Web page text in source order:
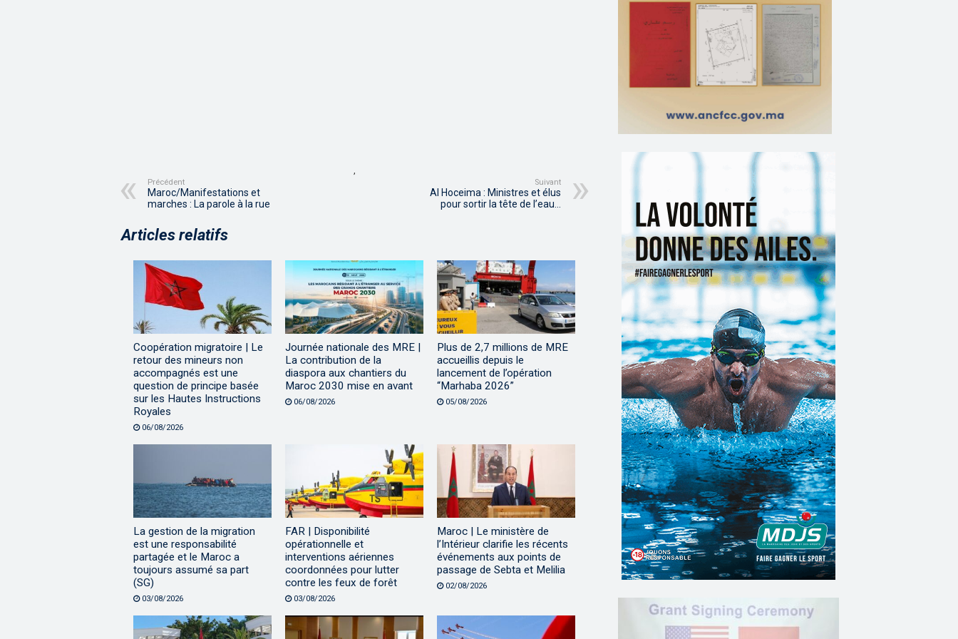
Précédent
Maroc/Manifestations et
marches : La parole à la rue
Suivant
Al Hoceima : Ministres et élus
pour sortir la tête de l’eau…
Articles relatifs
Coopération migratoire | Le
retour des mineurs non
accompagnés est une
question de principe basée
sur les Hautes Instructions
Royales
06/08/2026
Journée nationale des MRE |
La contribution de la
diaspora aux chantiers du
Maroc 2030 mise en avant
06/08/2026
Plus de 2,7 millions de MRE
accueillis depuis le
lancement de l’opération
“Marhaba 2026”
05/08/2026
La gestion de la migration
est une responsabilité
partagée et le Maroc a
toujours assumé sa part
(SG)
03/08/2026
FAR | Disponibilité
opérationnelle et
interventions aériennes
coordonnées pour lutter
contre les feux de forêt
03/08/2026
Maroc | Le ministère de
l’Intérieur clarifie les récents
événements aux points de
passage de Sebta et Melilia
02/08/2026